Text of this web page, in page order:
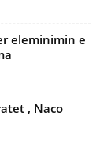
eleminimin e
, Naco